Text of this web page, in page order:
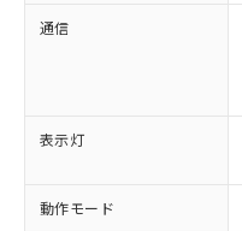
通信
表示灯
動作モード